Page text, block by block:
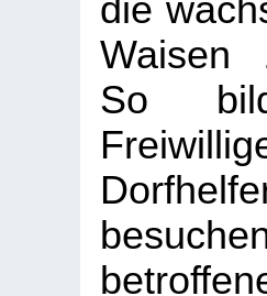
die
Waisen
So